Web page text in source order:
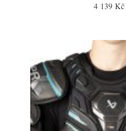
4 139 Kč